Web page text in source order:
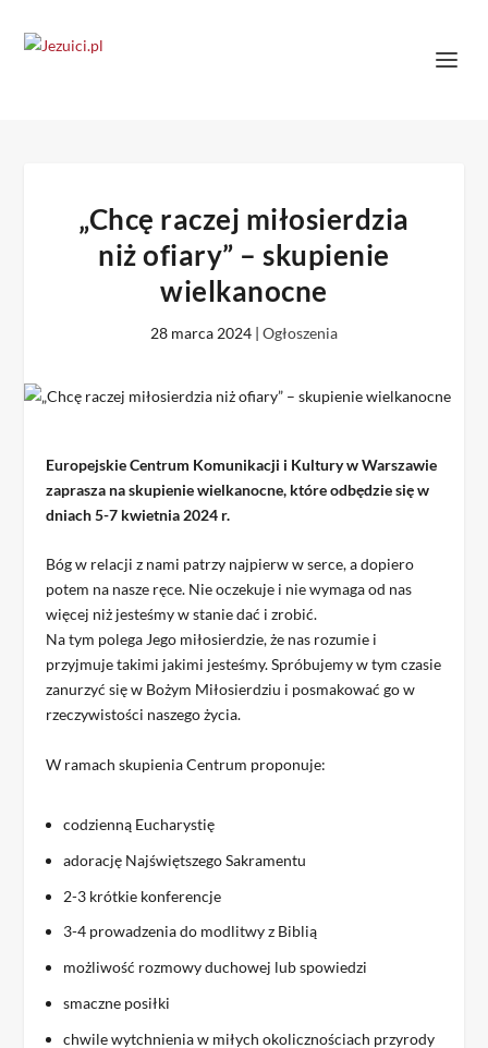
„Chcę raczej miłosierdzia
niż ofiary” – skupienie
wielkanocne
28 marca 2024 | Ogłoszenia
Europejskie Centrum Komunikacji i Kultury w Warszawie
zaprasza na skupienie wielkanocne, które odbędzie się w
dniach 5-7 kwietnia 2024 r.
Bóg w relacji z nami patrzy najpierw w serce, a dopiero
potem na nasze ręce. Nie oczekuje i nie wymaga od nas
więcej niż jesteśmy w stanie dać i zrobić.
Na tym polega Jego miłosierdzie, że nas rozumie i
przyjmuje takimi jakimi jesteśmy. Spróbujemy w tym czasie
zanurzyć się w Bożym Miłosierdziu i posmakować go w
rzeczywistości naszego życia.
W ramach skupienia Centrum proponuje:
codzienną Eucharystię
adorację Najświętszego Sakramentu
2-3 krótkie konferencje
3-4 prowadzenia do modlitwy z Biblią
możliwość rozmowy duchowej lub spowiedzi
smaczne posiłki
chwile wytchnienia w miłych okolicznościach przyrody